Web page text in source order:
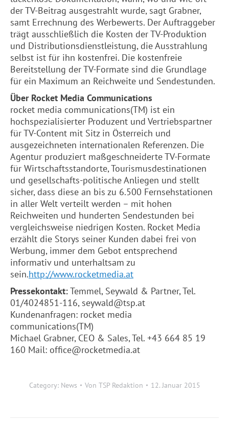
der TV-Beitrag ausgestrahlt wurde, sagt Grabner,
samt Errechnung des Werbewerts. Der Auftraggeber
trägt ausschließlich die Kosten der TV-Produktion
und Distributionsdienstleistung, die Ausstrahlung
selbst ist für ihn kostenfrei. Die kostenfreie
Bereitstellung der TV-Formate sind die Grundlage
für ein Maximum an Reichweite und Sendestunden.
Über Rocket Media Communications
rocket media communications(TM) ist ein
hochspezialisierter Produzent und Vertriebspartner
für TV-Content mit Sitz in Österreich und
ausgezeichneten internationalen Referenzen. Die
Agentur produziert maßgeschneiderte TV-Formate
für Wirtschaftsstandorte, Tourismusdestinationen
und gesellschafts-politische Anliegen und stellt
sicher, dass diese an bis zu 6.500 Fernsehstationen
in aller Welt verteilt werden – mit hohen
Reichweiten und hunderten Sendestunden bei
vergleichsweise niedrigen Kosten. Rocket Media
erzählt die Storys seiner Kunden dabei frei von
Werbung, immer dem Gebot entsprechend
informativ und unterhaltsam zu
sein.http://www.rocketmedia.at
Pressekontakt:Temmel, Seywald & Partner, Tel.
01/4024851-116, seywald@tsp.at
Kundenanfragen: rocket media
communications(TM)
Michael Grabner, CEO & Sales, Tel. +43 664 85 19
160 Mail: office@rocketmedia.at
Category: News Von TSP Redaktion 12. Januar 2015